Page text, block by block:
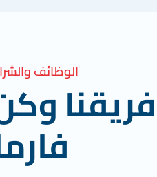
الوظائف